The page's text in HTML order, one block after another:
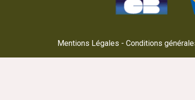
Mentions Légales Conditions